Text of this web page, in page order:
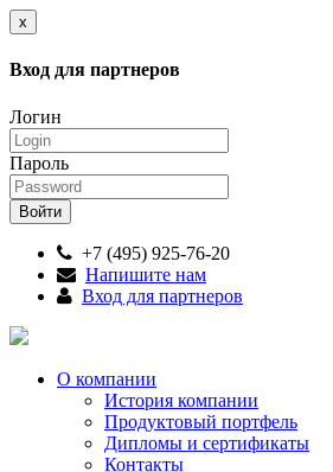
x
Вход для партнеров
Логин
Пароль
+7 (495) 925-76-20
Напишите нам
Вход для партнеров
О компании
История компании
Продуктовый портфель
Дипломы и сертификаты
Контакты